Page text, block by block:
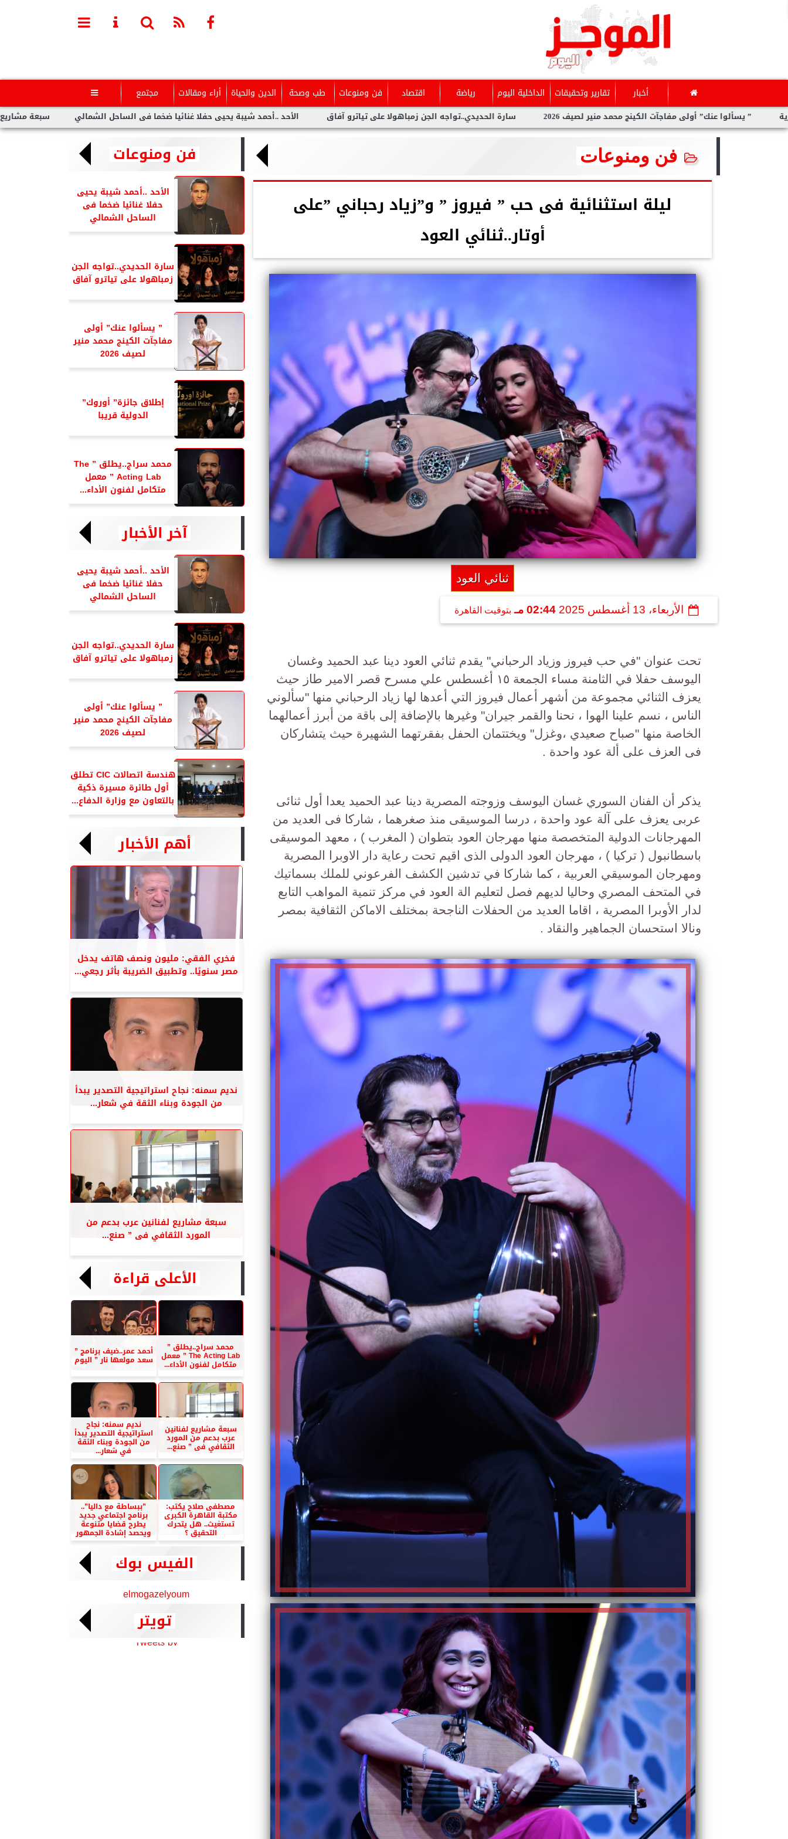
أخبار تقارير وتحقيقات الداخلية اليوم رياضة اقتصاد فن ومنوعات طب وصحة الدين والحياة أراء ومقالات مجتمع 
سبعة مشاريع لفنانين عرب الأحد ..أحمد شيبة يحيى حفلا غنائيا ضخما فى الساحل الشمالي سارة الحديدي..تواجه الجن زمباهولا على تياترو آفاق أولى مفاجآت الكينج محمد منير لصيف 2026
فن ومنوعات
ليلة استثنائية فى حب ” فيروز ” و”زياد رحباني ”على
أوتار..ثنائي العود
ثنائي العود
الأربعاء، 13 أغسطس 2025 02:44 مـ بتوقيت القاهرة
تحت عنوان "في حب فيروز وزياد الرحباني" يقدم ثنائي العود دينا عبد الحميد وغسان
اليوسف حفلا في الثامنة مساء الجمعة ١٥ أغسطس علي مسرح قصر الامير طاز حيث
يعزف الثنائي مجموعة من أشهر أعمال فيروز التي أعدها لها زياد الرحباني منها "سألوني
الناس ، نسم علينا الهوا ، نحنا والقمر جيران" وغيرها بالإضافة إلى باقة من أبرز أعمالهما
الخاصة منها "صباح صعيدي ،وغزل" ويختتمان الحفل بفقرتهما الشهيرة حيث يتشاركان
فى العزف على ألة عود واحدة .
يذكر أن الفنان السوري غسان اليوسف وزوجته المصرية دينا عبد الحميد يعدا أول ثنائى
عربى يعزف على آلة عود واحدة ، درسا الموسيقى منذ صغرهما ، شاركا فى العديد من
المهرجانات الدولية المتخصصة منها مهرجان العود بتطوان ( المغرب ) ، معهد الموسيقى
باسطانبول ( تركيا ) ، مهرجان العود الدولى الذى اقيم تحت رعاية دار الاوبرا المصرية
ومهرجان الموسيقي العربية ، كما شاركا في تدشين الكشف الفرعوني للملك بسماتيك
في المتحف المصري وحاليا لديهم فصل لتعليم الة العود في مركز تنمية المواهب التابع
لدار الأوبرا المصرية ، اقاما العديد من الحفلات الناجحة بمختلف الاماكن الثقافية بمصر
ونالا استحسان الجماهير والنقاد .
فن ومنوعات
الأحد ..أحمد شيبة يحيى
حفلا غنائيا ضخما فى
الساحل الشمالي
سارة الحديدي..تواجه الجن
زمباهولا على تياترو آفاق
” يسألوا عنك” أولى
مفاجآت الكينج محمد منير
لصيف 2026
إطلاق جائزة” أوروك”
الدولية قريبا
محمد سراج..يطلق ” The
Acting Lab ” معمل
متكامل لفنون الأداء...
آخر الأخبار
الأحد ..أحمد شيبة يحيى
حفلا غنائيا ضخما فى
الساحل الشمالي
سارة الحديدي..تواجه الجن
زمباهولا على تياترو آفاق
” يسألوا عنك” أولى
مفاجآت الكينج محمد منير
لصيف 2026
هندسة اتصالات CIC تطلق
أول طائرة مسيرة ذكية
بالتعاون مع وزارة الدفاع...
أهم الأخبار
فخري الفقي: مليون ونصف هاتف يدخل
مصر سنويًا.. وتطبيق الضريبة بأثر رجعي...
نديم سمنه: نجاح استراتيجية التصدير يبدأ
من الجودة وبناء الثقة في شعار...
سبعة مشاريع لفنانين عرب بدعم من
المورد الثقافي فى ” صنع...
الأعلى قراءة
محمد سراج..يطلق ”
The Acting Lab ” معمل
متكامل لفنون الأداء...
أحمد عمر..ضيف برنامج ”
سعد مولعها نار ” اليوم
سبعة مشاريع لفنانين
عرب بدعم من المورد
الثقافي فى ” صنع...
نديم سمنه: نجاح
استراتيجية التصدير يبدأ
من الجودة وبناء الثقة
في شعار...
مصطفى صلاح يكتب:
مكتبة القاهرة الكبرى
تستغيث.. هل يتحرك
التحقيق ؟
”ببساطة مع داليا”..
برنامج اجتماعي جديد
يطرح قضايا متنوعة
ويحصد إشادة الجمهور
الفيس بوك
elmogazelyoum
تويتر
Tweets by